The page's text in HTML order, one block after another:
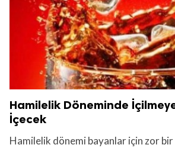
Hamilelik Döneminde
İçecek
Hamilelik dönemi bayanlar için zor